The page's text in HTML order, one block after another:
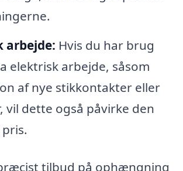
arbejde: Hvis du har brug
elektrisk arbejde, såsom
af nye stikkontakter eller
vil dette også påvirke den
tilbud på ophængning